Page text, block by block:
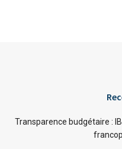
Transparence budgétaire :